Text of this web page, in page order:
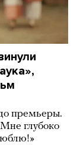
премьеры.
глубоко